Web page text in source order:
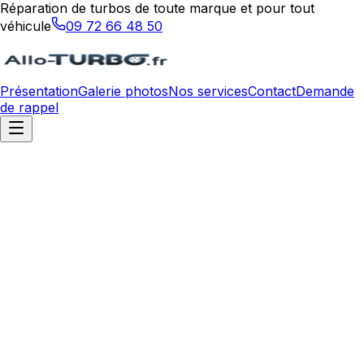
Réparation de turbos de toute marque et pour tout
véhicule
09 72 66 48 50
PrésentationGalerie photosNos servicesContactDemande
de rappel